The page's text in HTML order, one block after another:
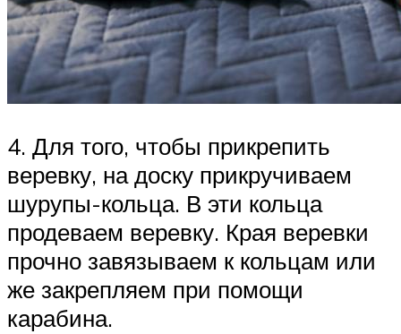
4. Для того, чтобы прикрепить
веревку, на доску прикручиваем
шурупы-кольца. В эти кольца
продеваем веревку. Края веревки
прочно завязываем к кольцам или
же закрепляем при помощи
карабина.